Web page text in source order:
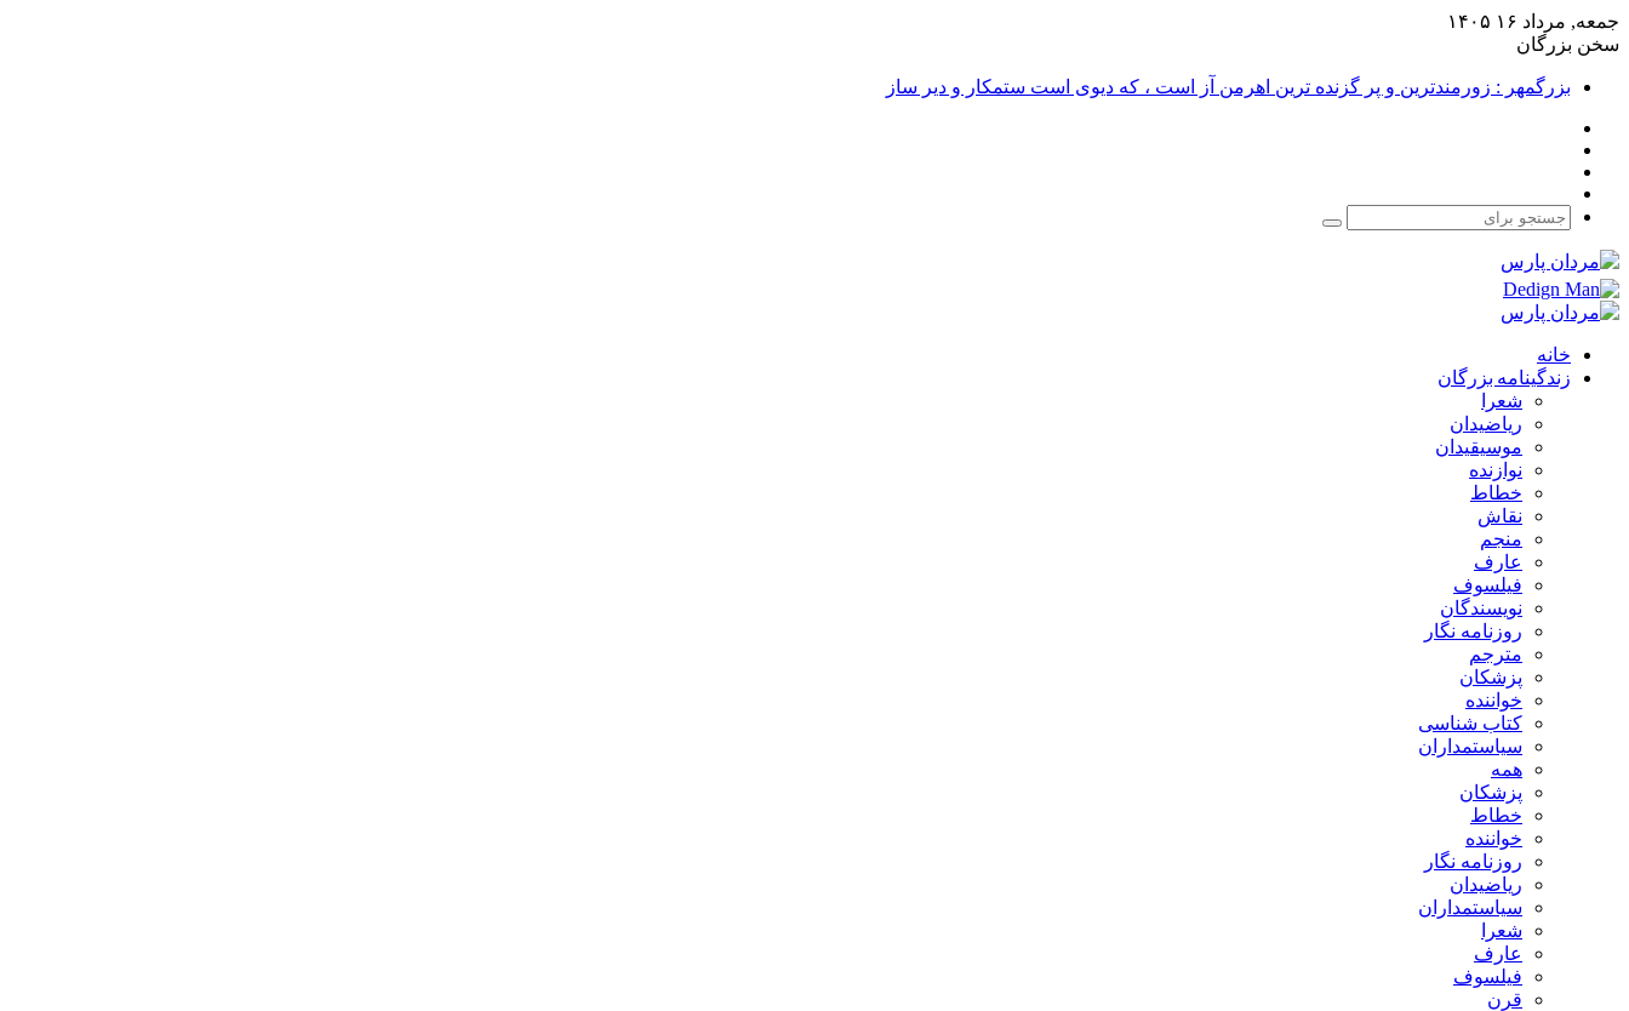
جمعه, مرداد ۱۶ ۱۴۰۵
سخن بزرگان
بزرگمهر : زورمندترین و پر گزنده ترین اهرمن آز است ، که دیوی است ستمکار و دیر ساز
جستجو
خانه
زندگینامه بزرگان
شعرا
ریاضیدان
موسیقیدان
نوازنده
خطاط
نقاش
منجم
عارف
فیلسوف
نویسندگان
روزنامه نگار
مترجم
پزشکان
خواننده
کتاب شناسی
سیاستمداران
همه
پزشکان
خطاط
خواننده
روزنامه نگار
ریاضیدان
سیاستمداران
شعرا
عارف
فیلسوف
قرن